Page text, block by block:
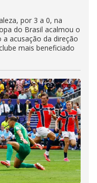
por 3 a 0, na
do Brasil acalmou o
acusação da direção
mais beneficiado